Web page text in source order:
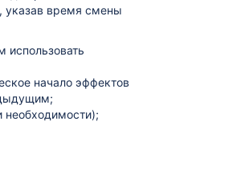
указав время смены
начало эффектов
необходимости);